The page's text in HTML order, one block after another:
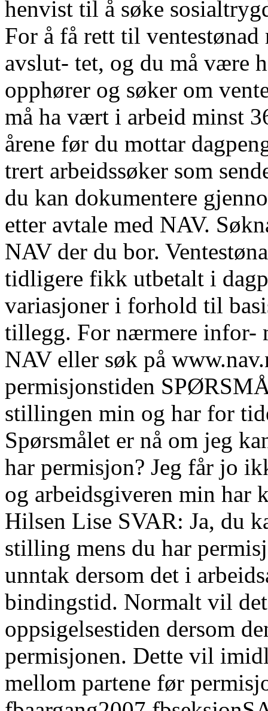
henvist til å søke
For å få rett til
avslut- tet, og du må være
opphører og søker om
må ha vært i arbeid minst
årene før du mottar
trert arbeidssøker som
du kan dokumentere
etter avtale med NAV.
NAV der du bor.
tidligere fikk utbetalt i
variasjoner i forhold til
tillegg. For nærmere infor-
NAV eller søk på
permisjonstiden
stillingen min og har for
Spørsmålet er nå om jeg
har permisjon? Jeg får jo
og arbeidsgiveren min har
Hilsen Lise SVAR: Ja, du
stilling mens du har
unntak dersom det i
bindingstid. Normalt vil
oppsigelsestiden dersom
permisjonen. Dette vil
mellom partene før